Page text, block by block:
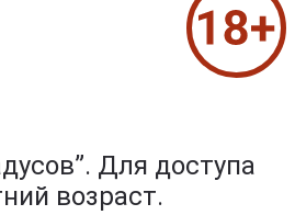
Для доступа
возраст.